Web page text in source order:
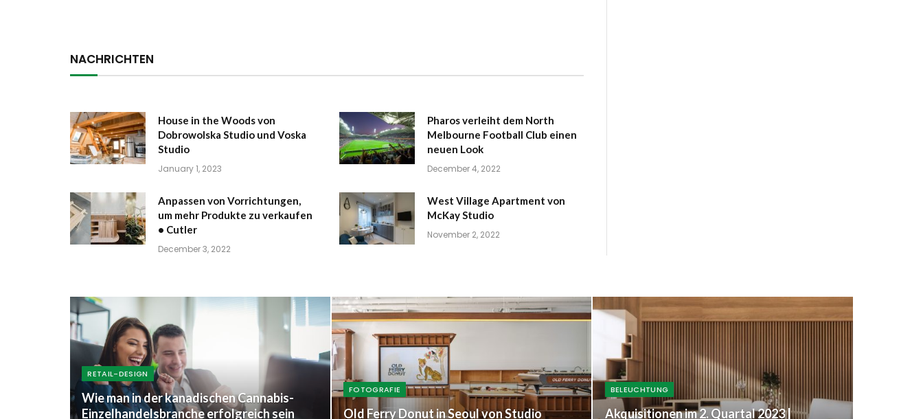
NACHRICHTEN
House in the Woods von
Dobrowolska Studio und Voska
Studio
January 1, 2023
Pharos verleiht dem North
Melbourne Football Club einen
neuen Look
December 4, 2022
Anpassen von Vorrichtungen,
um mehr Produkte zu verkaufen
• Cutler
December 3, 2022
West Village Apartment von
McKay Studio
November 2, 2022
RETAIL-DESIGN
Wie man in der kanadischen Cannabis-
Einzelhandelsbranche erfolgreich sein
FOTOGRAFIE
Old Ferry Donut in Seoul von Studio
BELEUCHTUNG
Akquisitionen im 2. Quartal 2023 |